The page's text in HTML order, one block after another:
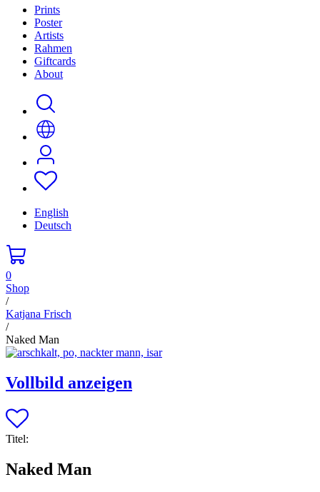
Prints
Poster
Artists
Rahmen
Giftcards
About
English
Deutsch
0
Shop
/
Katjana Frisch
/
Naked Man
Vollbild anzeigen
Titel:
Naked Man